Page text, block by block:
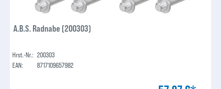
A.B.S. Radnabe (200303)
Hrst.-Nr.: 200303
EAN:
8717109657982